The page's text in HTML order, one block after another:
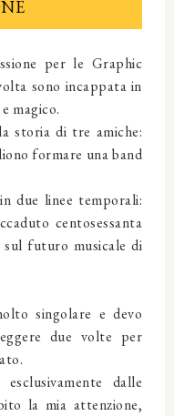
per le Graphic
sono incappata in
magico.
storia di tre amiche:
formare una band
due linee temporali:
centosessanta
futuro musicale di
singolare e devo
due volte per
dalle
la mia attenzione,